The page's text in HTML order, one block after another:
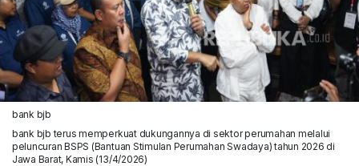
bank bjb
bank bjb terus memperkuat dukungannya di sektor perumahan melalui
peluncuran BSPS (Bantuan Stimulan Perumahan Swadaya) tahun 2026 di
Jawa Barat, Kamis (13/4/2026)